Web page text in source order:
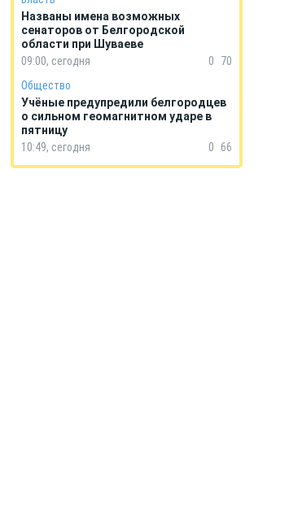
Названы имена возможных
сенаторов от Белгородской
области при Шуваеве
09:00, сегодня
0
70
Общество
Учёные предупредили белгородцев
о сильном геомагнитном ударе в
пятницу
10:49, сегодня
0 66